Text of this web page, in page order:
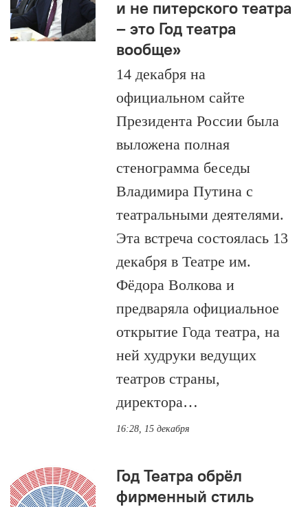
и не питерского театра
– это Год театра
вообще»
14 декабря на
официальном сайте
Президента России была
выложена полная
стенограмма беседы
Владимира Путина с
театральными деятелями.
Эта встреча состоялась 13
декабря в Театре им.
Фёдора Волкова и
предваряла официальное
открытие Года театра, на
ней худруки ведущих
театров страны,
директора…
16:28, 15 декабря
Год Театра обрёл
фирменный стиль